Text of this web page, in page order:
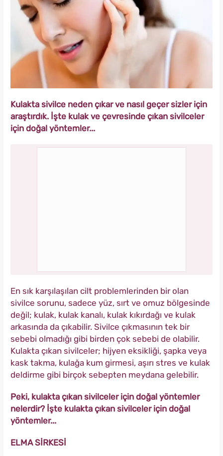
Kulakta sivilce neden çıkar ve nasıl geçer sizler için
araştırdık. İşte kulak ve çevresinde çıkan sivilceler
için doğal yöntemler...
En sık karşılaşılan cilt problemlerinden bir olan
sivilce sorunu, sadece yüz, sırt ve omuz bölgesinde
değil; kulak, kulak kanalı, kulak kıkırdağı ve kulak
arkasında da çıkabilir. Sivilce çıkmasının tek bir
sebebi olmadığı gibi birden çok sebebi de olabilir.
Kulakta çıkan sivilceler; hijyen eksikliği, şapka veya
kask takma, kulağa kum girmesi, aşırı stres ve kulak
deldirme gibi birçok sebepten meydana gelebilir.
Peki, kulakta çıkan sivilceler için doğal yöntemler
nelerdir? İşte kulakta çıkan sivilceler için doğal
yöntemler...
ELMA SİRKESİ